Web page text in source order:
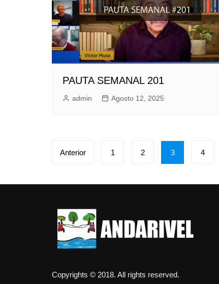
PAUTA SEMANAL 201
admin Agosto 12, 2025
Paginación
entradas
Anterior 1 2 3 4
Copyrights © 2018. All rights reserved.